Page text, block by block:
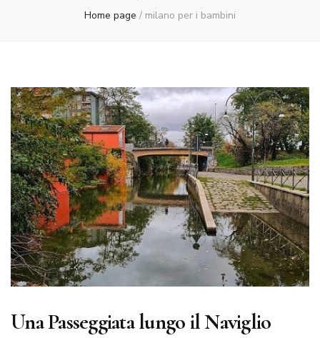
Home page / milano per i bambini
Una Passeggiata lungo il Naviglio